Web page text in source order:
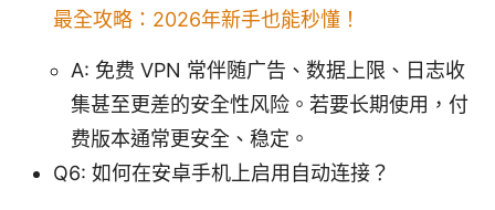
最全攻略：2026年新手也能秒懂！
A: 免费 VPN 常伴随广告、数据上限、日志收
集甚至更差的安全性风险。若要长期使用，付
费版本通常更安全、稳定。
Q6: 如何在安卓手机上启用自动连接？